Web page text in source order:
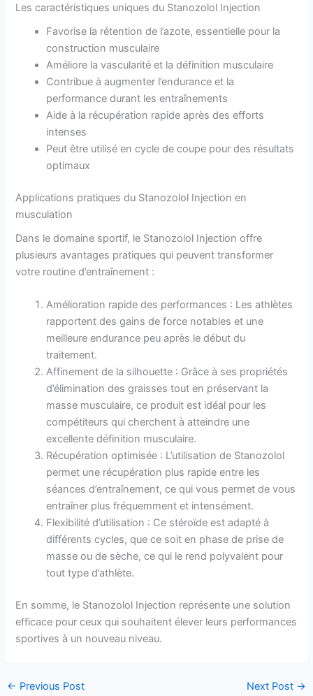
Les caractéristiques uniques du Stanozolol Injection
Favorise la rétention de l’azote, essentielle pour la
construction musculaire
Améliore la vascularité et la définition musculaire
Contribue à augmenter l’endurance et la
performance durant les entraînements
Aide à la récupération rapide après des efforts
intenses
Peut être utilisé en cycle de coupe pour des résultats
optimaux
Applications pratiques du Stanozolol Injection en
musculation
Dans le domaine sportif, le Stanozolol Injection offre
plusieurs avantages pratiques qui peuvent transformer
votre routine d’entraînement :
Amélioration rapide des performances : Les athlètes
rapportent des gains de force notables et une
meilleure endurance peu après le début du
traitement.
Affinement de la silhouette : Grâce à ses propriétés
d’élimination des graisses tout en préservant la
masse musculaire, ce produit est idéal pour les
compétiteurs qui cherchent à atteindre une
excellente définition musculaire.
Récupération optimisée : L’utilisation de Stanozolol
permet une récupération plus rapide entre les
séances d’entraînement, ce qui vous permet de vous
entraîner plus fréquemment et intensément.
Flexibilité d’utilisation : Ce stéroïde est adapté à
différents cycles, que ce soit en phase de prise de
masse ou de sèche, ce qui le rend polyvalent pour
tout type d’athlète.
En somme, le Stanozolol Injection représente une solution
efficace pour ceux qui souhaitent élever leurs performances
sportives à un nouveau niveau.
← Previous Post Next Post →